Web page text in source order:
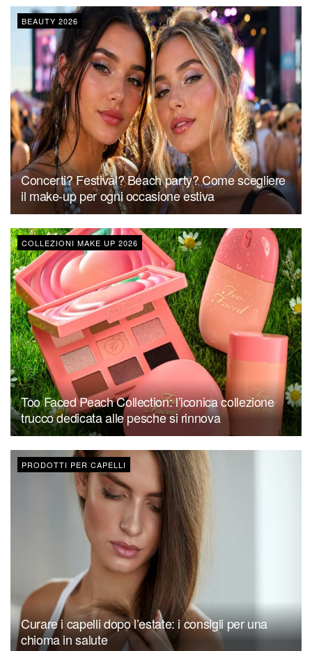
BEAUTY 2026
Concerti? Festival? Beach party? Come scegliere
il make-up per ogni occasione estiva
COLLEZIONI MAKE UP 2026
Too Faced Peach Collection: l’iconica collezione
trucco dedicata alle pesche si rinnova
PRODOTTI PER CAPELLI
Curare i capelli dopo l’estate: i consigli per una
chioma in salute